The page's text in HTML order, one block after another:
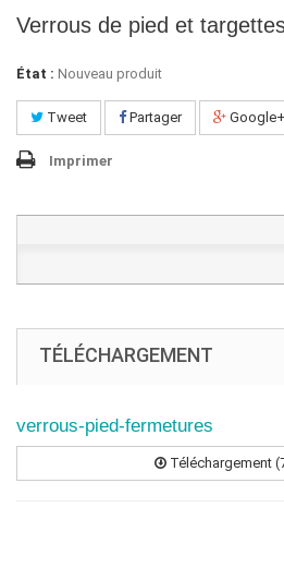
Verrous de pied et
État : Nouveau produit
Tweet Partager Google+
Imprimer
TÉLÉCHARGEMENT
verrous-pied-fermetures
Téléchargement